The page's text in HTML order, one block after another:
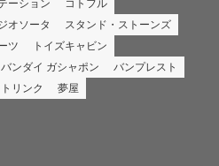
ーション
コトフル
オソータ
スタンド・ストーンズ
ツ
トイズキャビン
バンダイ ガシャポン
バンプレスト
リンク 夢屋